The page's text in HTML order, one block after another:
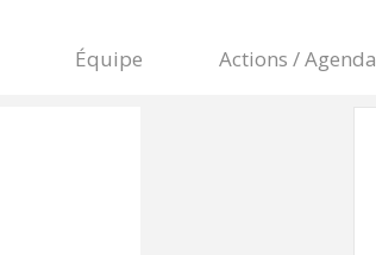
Équipe Actions / Agenda